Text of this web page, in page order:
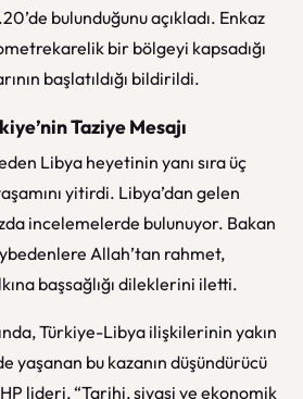
bulunduğunu açıkladı. Enkaz
bir bölgeyi kapsadığı
başlatıldığı bildirildi.
Taziye Mesajı
Libya heyetinin yanı sıra üç
yitirdi. Libya’dan gelen
incelemelerde bulunuyor. Bakan
Allah’tan rahmet,
başsağlığı dileklerini iletti.
Türkiye-Libya ilişkilerinin yakın
yaşanan bu kazanın düşündürücü
lideri, “Tarihi, siyasi ve ekonomik